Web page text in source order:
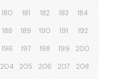
180 181 182 183 184
188 189 190 191 192
196 197 198 199 200
204 205 206 207 208